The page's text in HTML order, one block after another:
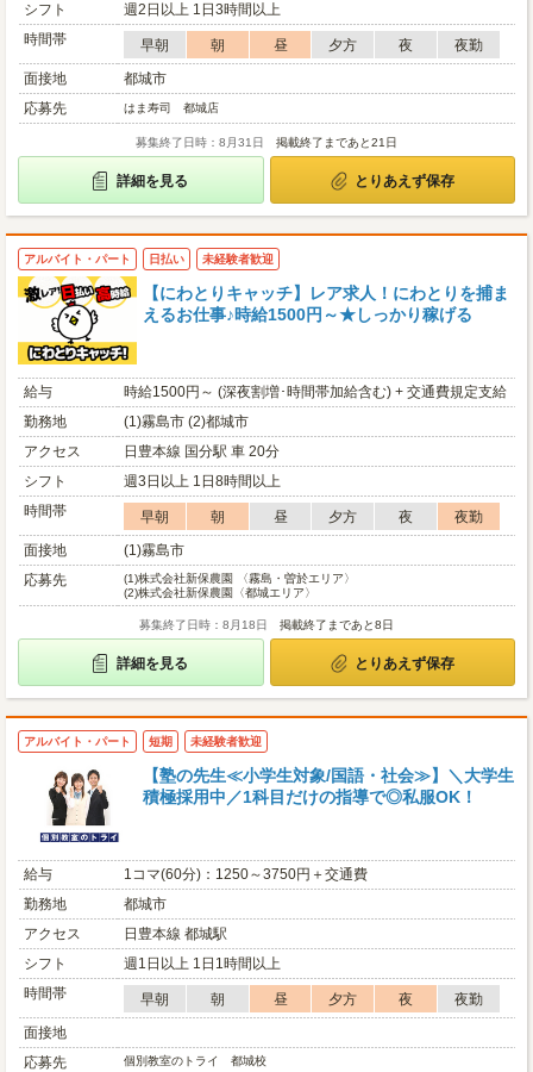
シフト
週2日以上 1日3時間以上
時間帯
早朝 朝 昼 夕方 夜
夜勤
面接地
都城市
応募先
はま寿司 都城店
募集終了日時：8月31日 掲載終了まであと21日
詳細を見る とりあえず保存
アルバイト・パート 日払い 未経験者歓迎
【にわとりキャッチ】レア求人！にわとりを捕ま
えるお仕事♪時給1500円～★しっかり稼げる
給与
時給1500円～ (深夜割増･時間帯加給含む) + 交通費規定支給
勤務地
(1)霧島市 (2)都城市
アクセス
日豊本線 国分駅 車 20分
シフト
週3日以上 1日8時間以上
時間帯
早朝 朝 昼 夕方 夜
夜勤
面接地
(1)霧島市
応募先
(1)株式会社新保農園 〈霧島・曽於エリア〉
(2)株式会社新保農園〈都城エリア〉
募集終了日時：8月18日 掲載終了まであと8日
詳細を見る とりあえず保存
アルバイト・パート 短期 未経験者歓迎
【塾の先生≪小学生対象/国語・社会≫】＼大学生
積極採用中／1科目だけの指導で◎私服OK！
給与
1コマ(60分)：1250～3750円＋交通費
勤務地
都城市
アクセス
日豊本線 都城駅
シフト
週1日以上 1日1時間以上
時間帯
早朝 朝 昼 夕方 夜
夜勤
面接地
応募先
個別教室のトライ 都城校